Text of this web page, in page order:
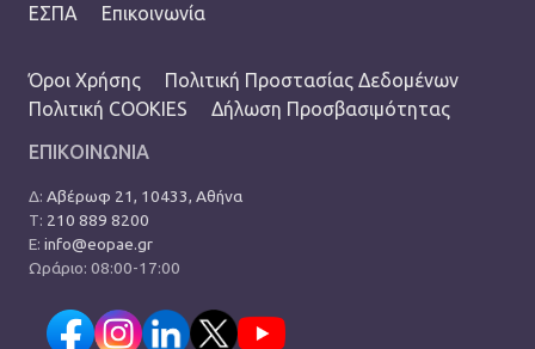
ΕΣΠΑ
Επικοινωνία
TERMS MENU
Όροι Χρήσης
Πολιτική Προστασίας Δεδομένων
Πολιτική COOKIES
Δήλωση Προσβασιμότητας
ΕΠΙΚΟΙΝΩΝΙΑ
Δ: Αβέρωφ 21, 10433, Αθήνα
Τ: 210 889 8200
Ε: info@eopae.gr
Ωράριο: 08:00-17:00